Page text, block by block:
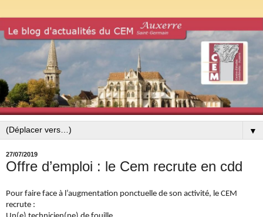
▼
27/07/2019
Offre d’emploi : le Cem recrute en cdd
Pour faire face à l’augmentation ponctuelle de son activité, le CEM
recrute :